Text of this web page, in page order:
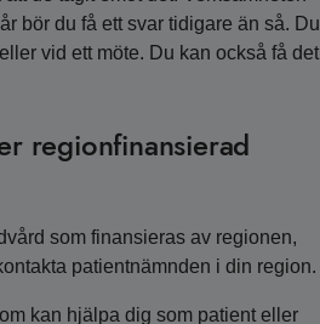
bör du få ett svar tidigare än så. Du
vid ett möte. Du kan också få det
regionfinansierad
som finansieras av regionen,
patientnämnden i din region.
kan hjälpa dig som patient eller